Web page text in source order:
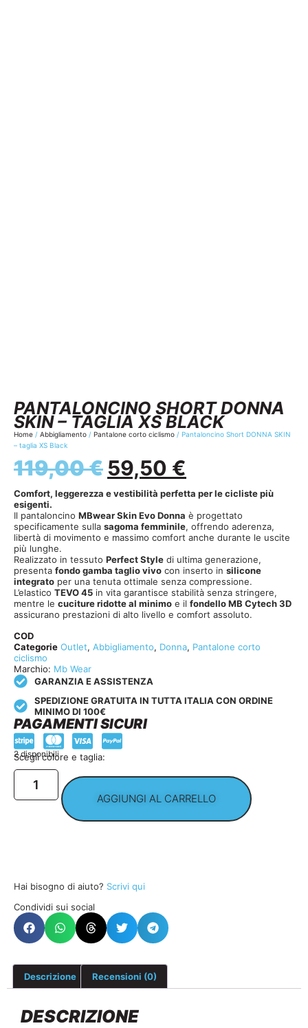
PANTALONCINO SHORT DONNA
SKIN – TAGLIA XS BLACK
Home / Abbigliamento / Pantalone corto ciclismo / Pantaloncino Short DONNA SKIN
– taglia XS Black
119,00€ 59,50 €
Comfort, leggerezza e vestibilità perfetta per le cicliste più
esigenti.
Il pantaloncino MBwear Skin Evo Donna è progettato
specificamente sulla sagoma femminile, offrendo aderenza,
libertà di movimento e massimo comfort anche durante le uscite
più lunghe.
Realizzato in tessuto Perfect Style di ultima generazione,
presenta fondo gamba taglio vivo con inserto in silicone
integrato per una tenuta ottimale senza compressione.
L’elastico TEVO 45 in vita garantisce stabilità senza stringere,
mentre le cuciture ridotte al minimo e il fondello MB Cytech 3D
assicurano prestazioni di alto livello e comfort assoluto.
COD
Categorie Outlet, Abbigliamento, Donna, Pantalone corto
ciclismo
Marchio: Mb Wear
GARANZIA E ASSISTENZA
SPEDIZIONE GRATUITA IN TUTTA ITALIA CON ORDINE
MINIMO DI 100€
PAGAMENTI SICURI
Scegli colore e taglia:
2 disponibili
AGGIUNGI AL CARRELLO
Hai bisogno di aiuto? Scrivi qui
Condividi sui social
Descrizione Recensioni (0)
DESCRIZIONE